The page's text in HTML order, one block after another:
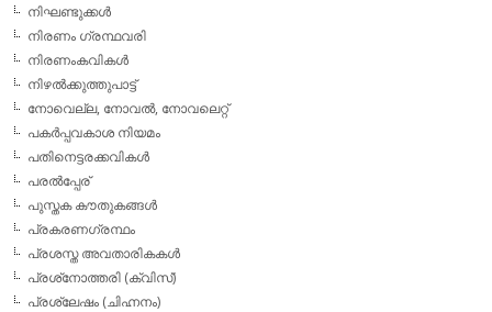
നിഘണ്ടുക്കള്‍
നിരണം ഗ്രന്ഥവരി
നിരണംകവികള്‍
നിഴല്‍ക്കുത്തുപാട്ട്
നോവെല്ല, നോവല്‍, നോവലെറ്റ്
പകര്‍പ്പവകാശ നിയമം
പതിനെട്ടരക്കവികള്‍
പരല്‍പ്പേര്
പുസ്തക കൗതുകങ്ങള്‍
പ്രകരണഗ്രന്ഥം
പ്രശസ്ത അവതാരികകള്‍
പ്രശ്‌നോത്തരി (ക്വിസ്)
പ്രശ്ലേഷം (ചിഹ്നനം)